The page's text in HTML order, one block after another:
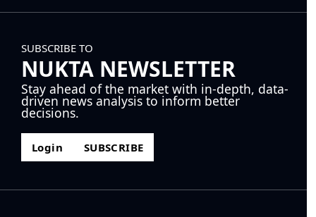
SUBSCRIBE TO
NUKTA NEWSLETTER
Stay ahead of the market with in-depth, data-
driven news analysis to inform better
decisions.
Login SUBSCRIBE